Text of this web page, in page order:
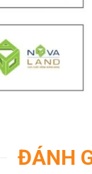
ĐÁNH